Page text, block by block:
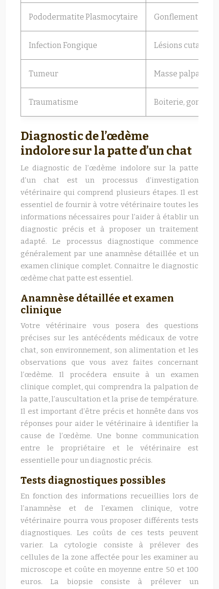
Pododermatite Plasmocytaire Gonflement des
Infection Fongique Lésions
Tumeur Masse palpable,
Traumatisme Boiterie,
Diagnostic de l’œdème
indolore sur la patte d’un chat
Le diagnostic de l’œdème indolore sur la patte
d’un chat est un processus d’investigation
vétérinaire qui comprend plusieurs étapes. Il est
essentiel de fournir à votre vétérinaire toutes les
informations nécessaires pour l’aider à établir un
diagnostic précis et à proposer un traitement
adapté. Le processus diagnostique commence
généralement par une anamnèse détaillée et un
examen clinique complet. Connaitre le diagnostic
œdème chat patte est essentiel.
Anamnèse détaillée et examen
clinique
Votre vétérinaire vous posera des questions
précises sur les antécédents médicaux de votre
chat, son environnement, son alimentation et les
observations que vous avez faites concernant
l’œdème. Il procédera ensuite à un examen
clinique complet, qui comprendra la palpation de
la patte, l’auscultation et la prise de température.
Il est important d’être précis et honnête dans vos
réponses pour aider le vétérinaire à identifier la
cause de l’œdème. Une bonne communication
entre le propriétaire et le vétérinaire est
essentielle pour un diagnostic précis.
Tests diagnostiques possibles
En fonction des informations recueillies lors de
l’anamnèse et de l’examen clinique, votre
vétérinaire pourra vous proposer différents tests
diagnostiques. Les coûts de ces tests peuvent
varier. La cytologie consiste à prélever des
cellules de la zone affectée pour les examiner au
microscope et coûte en moyenne entre 50 et 100
euros. La biopsie consiste à prélever un